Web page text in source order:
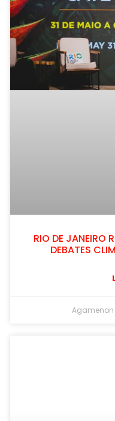
RIO DE JANEIRO
DEBATES
Agamenon